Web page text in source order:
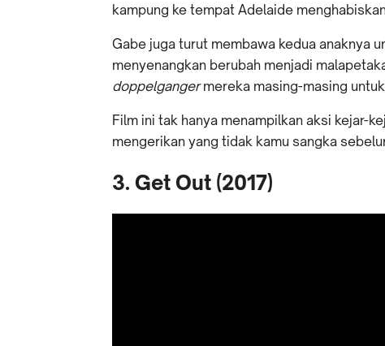
kampung ke tempat Adelaide
Gabe juga turut membawa kedua anaknya
menyenangkan berubah menjadi
doppelgangermereka masing-masing
Film ini tak hanya menampilkan aksi kejar-
mengerikan yang tidak kamu sangka
3. Get Out (2017)